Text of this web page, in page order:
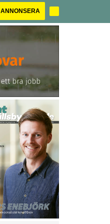
ANNONSERA